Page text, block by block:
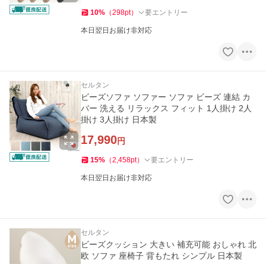
10% （298pt） 要エントリー
本日翌日お届け非対応
セルタン
ビーズソファ ソファー ソファ ビーズ 連結 カ
バー 洗える リラックス フィット 1人掛け 2人
掛け 3人掛け 日本製
17,990円
15% （2,458pt） 要エントリー
本日翌日お届け非対応
セルタン
ビーズクッション 大きい 補充可能 おしゃれ 北
欧 ソファ 座椅子 背もたれ シンプル 日本製